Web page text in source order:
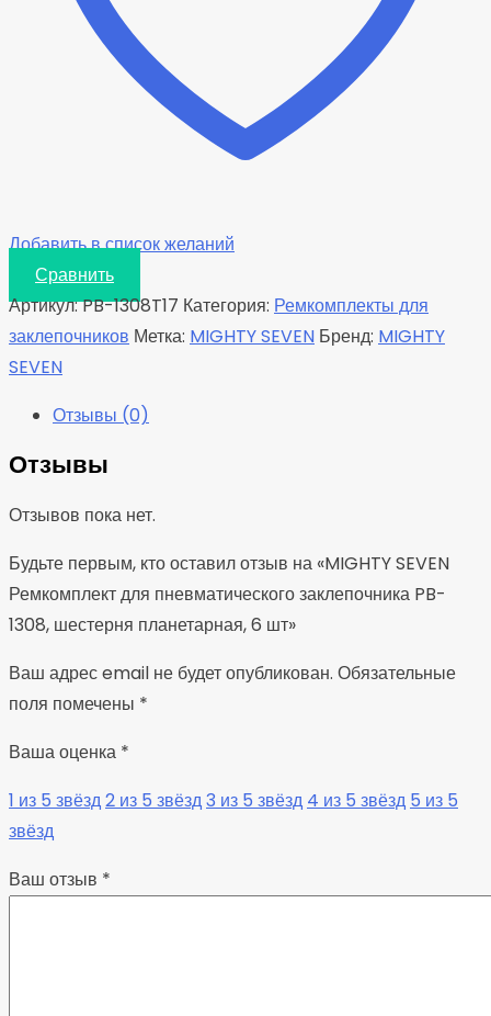
планетарная,
Добавить в список желаний
Сравнить
Артикул:PB-1308T17 Категория: Ремкомплекты для
заклепочников Метка: MIGHTY SEVEN Бренд: MIGHTY
SEVEN
Отзывы (0)
Отзывы
Отзывов пока нет.
Будьте первым, кто оставил отзыв на «MIGHTY SEVEN
Ремкомплект для пневматического заклепочника PB-
1308, шестерня планетарная, 6 шт»
Ваш адрес email не будет опубликован. Обязательные
поля помечены *
Ваша оценка *
1 из 5 звёзд2 из 5 звёзд3 из 5 звёзд 4 из 5 звёзд 5 из 5
звёзд
Ваш отзыв *